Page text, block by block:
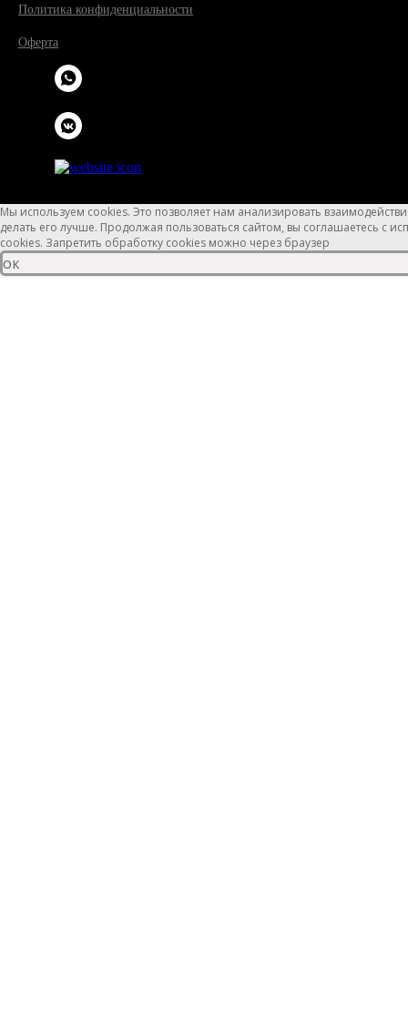
Политика конфиденциальности
Оферта
Мы используем cookies. Это позволяет нам анализировать
делать его лучше. Продолжая пользоваться сайтом, вы соглашаетесь с
cookies. Запретить обработку cookies можно через браузер
ок